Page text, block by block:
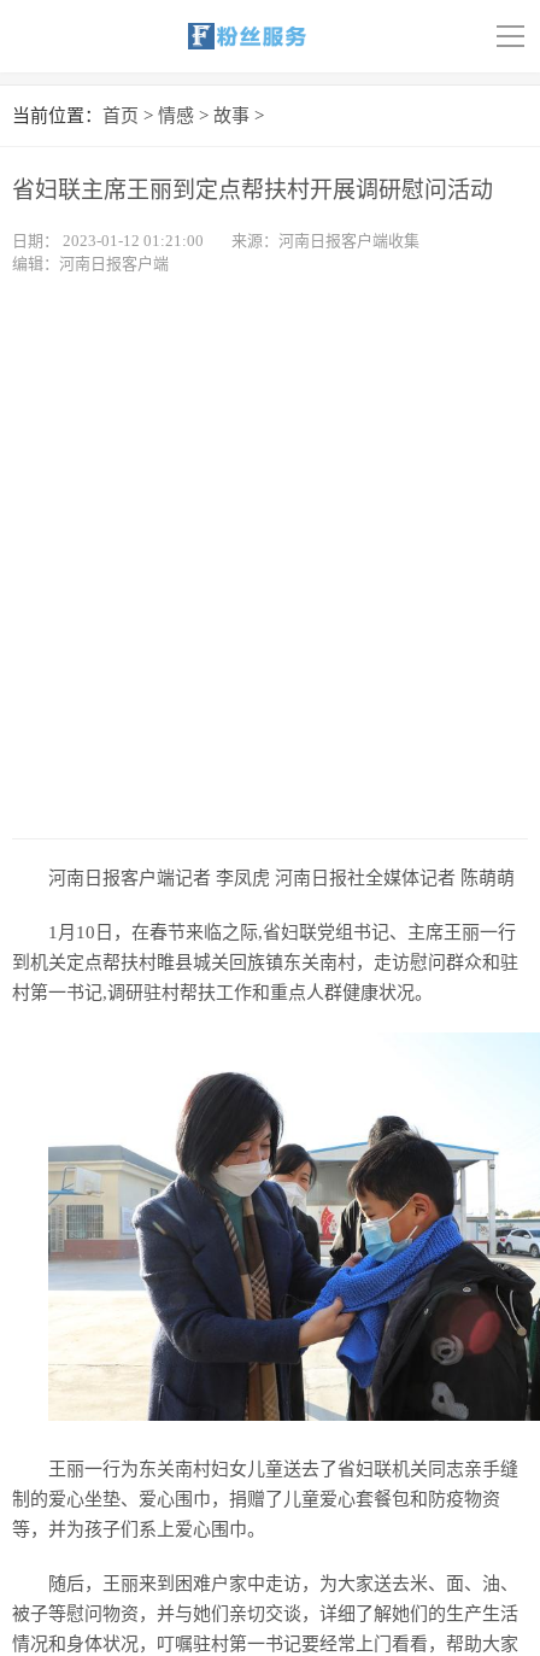
导
首页
汽车
当前位置： 首页 > 情感 > 故事 >
省妇联主席王丽到定点帮扶村开展调研慰问活动
日期： 2023-01-12 01:21:00
来源：河南日报客户端收集
编辑：河南日报客户端
河南日报客户端记者 李凤虎 河南日报社全媒体记者 陈萌萌
1月10日，在春节来临之际,省妇联党组书记、主席王丽一行
到机关定点帮扶村睢县城关回族镇东关南村，走访慰问群众和驻
村第一书记,调研驻村帮扶工作和重点人群健康状况。
王丽一行为东关南村妇女儿童送去了省妇联机关同志亲手缝
制的爱心坐垫、爱心围巾，捐赠了儿童爱心套餐包和防疫物资
等，并为孩子们系上爱心围巾。
随后，王丽来到困难户家中走访，为大家送去米、面、油、
被子等慰问物资，并与她们亲切交谈，详细了解她们的生产生活
情况和身体状况，叮嘱驻村第一书记要经常上门看看，帮助大家